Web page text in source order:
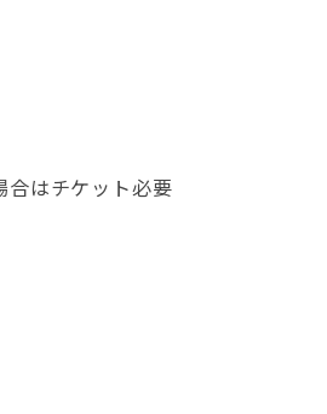
はチケッ ト必要